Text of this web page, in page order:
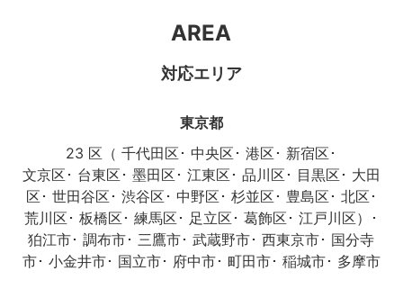
AREA
対応エリア
東京都
23 区（千代田区･ 中央区･港区 ･ 新宿区 ･
文京区 ･ 台東区 ･墨田区 ･江東区･品川区･ 目黒区 ･ 大田
区 ･世田谷区･渋谷区 ･ 中野区 ･ 杉並区 ･ 豊島区･北区 ･
荒川区 ･板橋区 ･練馬区･ 足立区･葛飾区･江戸川区）･
狛江市･調布市･ 三鷹市･武蔵野市･西東京市･ 国分寺
市･ 小金井市･ 国立市･ 府中市･ 町田市･ 稲城市･ 多摩市